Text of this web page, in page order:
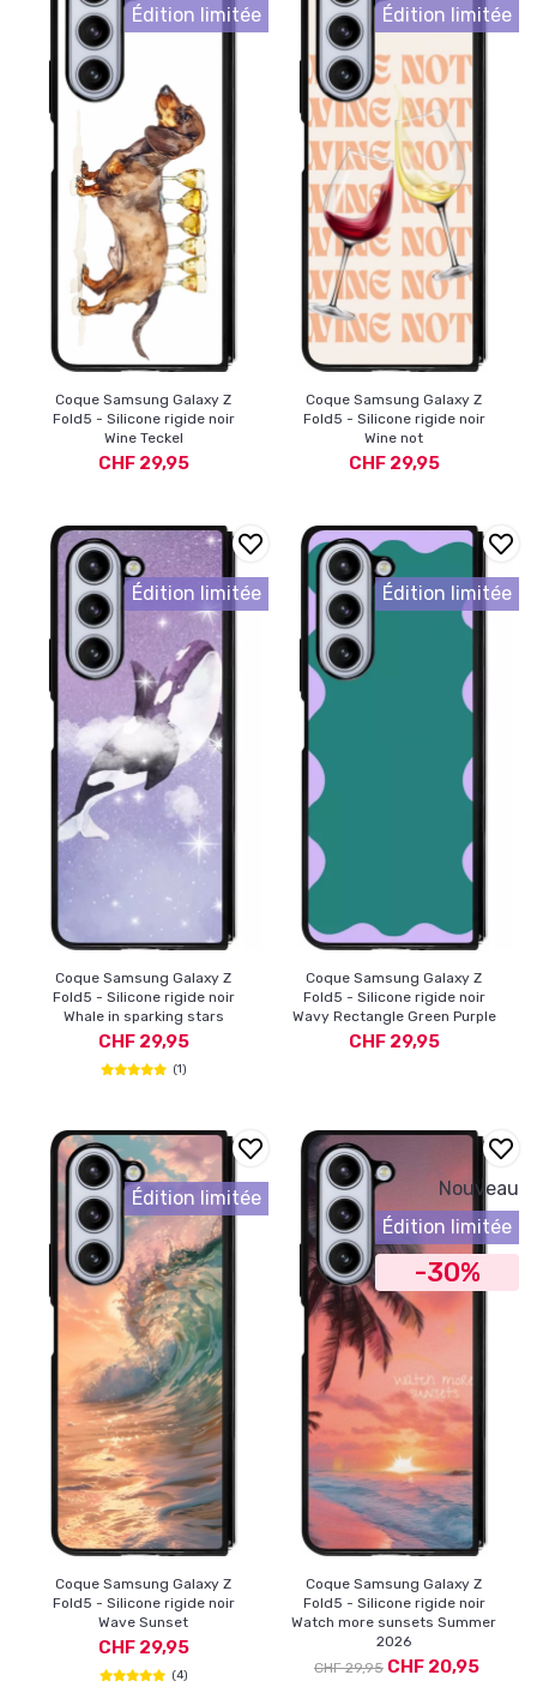
Coque Samsung Galaxy Z
Fold5 - Silicone rigide noir
Wine Teckel
CHF 29,95
Édition limitée
Coque Samsung Galaxy Z
Fold5 - Silicone rigide noir
Wine not
CHF 29,95
Édition limitée
Coque Samsung Galaxy Z
Fold5 - Silicone rigide noir
Whale in sparking stars
CHF 29,95
(1)
Édition limitée
Coque Samsung Galaxy Z
Fold5 - Silicone rigide noir
Wavy Rectangle Green Purple
CHF 29,95
Édition limitée
Coque Samsung Galaxy Z
Fold5 - Silicone rigide noir
Wave Sunset
CHF 29,95
(4)
Édition limitée
Coque Samsung Galaxy Z
Fold5 - Silicone rigide noir
Watch more sunsets Summer
2026
CHF 29,95 CHF 20,95
Nouveau
Édition limitée
-30%